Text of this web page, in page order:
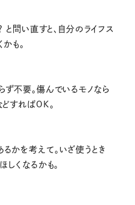
と問い直すと、自分のライフス
も。
ず不要。傷んでいるモノなら
すればOK。
かを考えて。いざ使うとき
しくなるかも。